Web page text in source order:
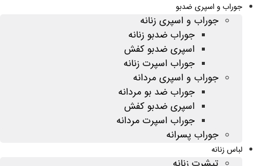
جوراب و اسپری ضدبو
جوراب و اسپری زنانه
جوراب ضدبو زنانه
اسپری ضدبو کفش
جوراب اسپرت زنانه
جوراب و اسپری مردانه
جوراب ضد بو مردانه
اسپری ضدبو کفش
جوراب اسپرت مردانه
جوراب پسرانه
لباس زنانه